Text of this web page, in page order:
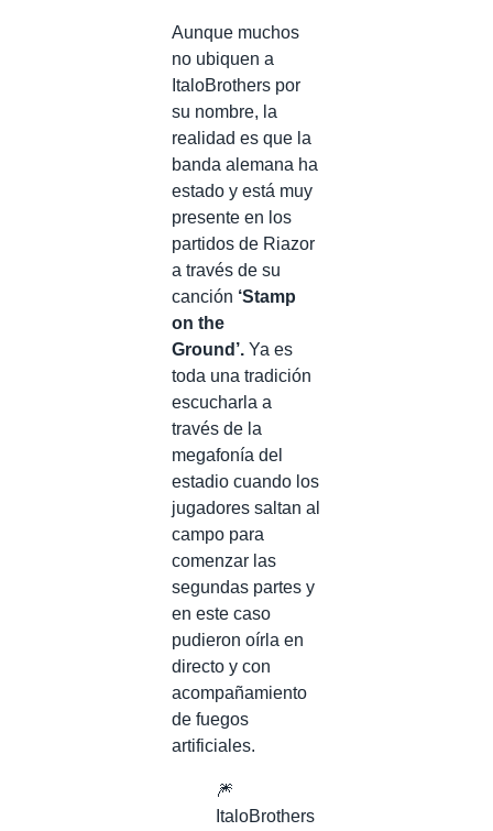
Aunque muchos
no ubiquen a
ItaloBrothers por
su nombre, la
realidad es que la
banda alemana ha
estado y está muy
presente en los
partidos de Riazor
a través de su
canción ‘Stamp
on the
Ground’. Ya es
toda una tradición
escucharla a
través de la
megafonía del
estadio cuando los
jugadores saltan al
campo para
comenzar las
segundas partes y
en este caso
pudieron oírla en
directo y con
acompañamiento
de fuegos
artificiales.
🎆
ItaloBrothers